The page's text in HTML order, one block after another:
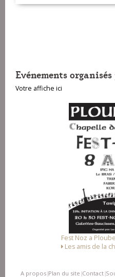
Evénements
Votre affiche ici
Fest Noz a
Les amis de la
A propos Plan du site Contact